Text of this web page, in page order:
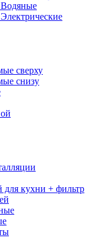
сверху
снизу
для кухни + фильтр